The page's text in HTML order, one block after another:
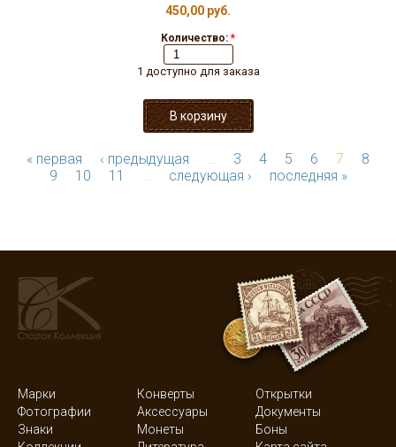
450,00 руб.
Количество: *
1 доступно для заказа
« первая ‹ предыдущая … 3 4 5 6 7
8
9
10 11 … следующая › последняя »
Марки Конверты
Открытки
Фотографии
Аксессуары
Документы
Знаки
Монеты
Боны